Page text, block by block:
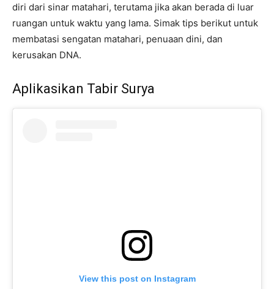
diri dari sinar matahari, terutama jika akan berada di luar
ruangan untuk waktu yang lama. Simak tips berikut untuk
membatasi sengatan matahari, penuaan dini, dan
kerusakan DNA.
Aplikasikan Tabir Surya
View this post on Instagram